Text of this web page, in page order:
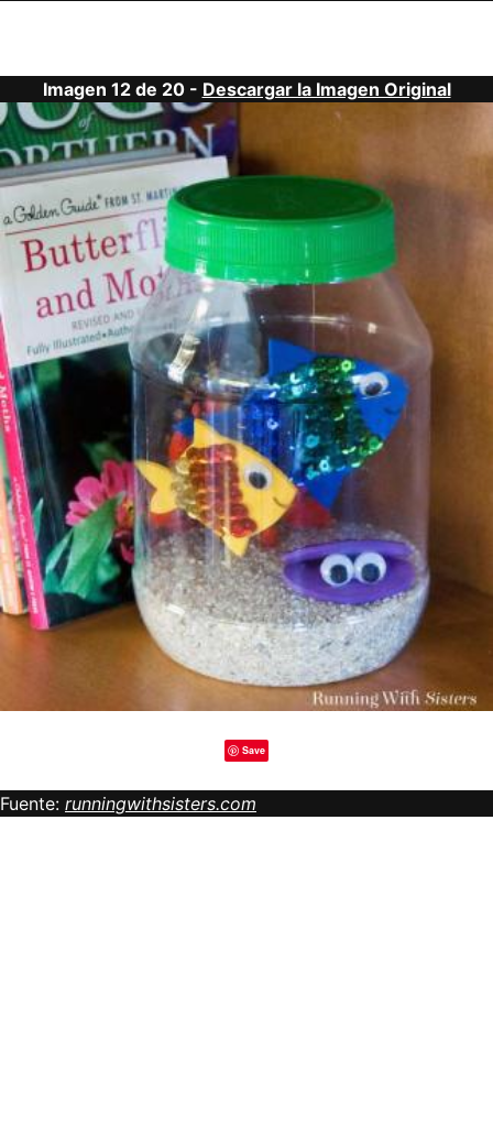
Imagen 12 de 20 - Descargar la Imagen Original
Save
Fuente: runningwithsisters.com